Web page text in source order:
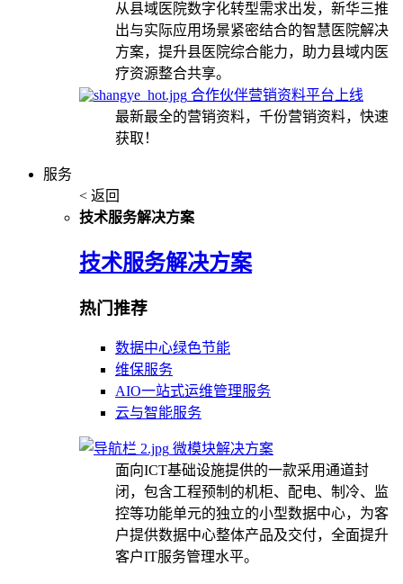
从县域医院数字化转型需求出发，新华三推
出与实际应用场景紧密结合的智慧医院解决
方案，提升县医院综合能力，助力县域内医
疗资源整合共享。
合作伙伴营销资料平台上线
最新最全的营销资料，千份营销资料，快速
获取！
服务
< 返回
技术服务解决方案
技术服务解决方案
热门推荐
数据中心绿色节能
维保服务
AIO一站式运维管理服务
云与智能服务
微模块解决方案
面向ICT基础设施提供的一款采用通道封
闭，包含工程预制的机柜、配电、制冷、监
控等功能单元的独立的小型数据中心，为客
户提供数据中心整体产品及交付，全面提升
客户IT服务管理水平。